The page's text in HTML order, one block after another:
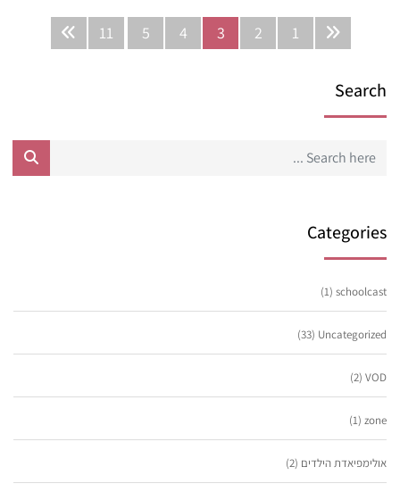
1
2
3
4
5
11
Search
Categories
schoolcast
(1)
Uncategorized
(33)
VOD
(2)
zone
(1)
אולימפיאדת הילדים (2)